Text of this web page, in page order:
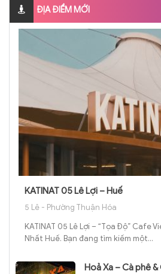
ĐỊA ĐIỂM MỚI
KATINAT 05 Lê Lợi – Huế
5 Lê - Phường Thuận Hóa
KATINAT 05 Lê Lợi – “Tọa Độ” Cafe
Nhất Huế. Bạn đang tìm kiếm một...
Hoả Xa – Cà phê